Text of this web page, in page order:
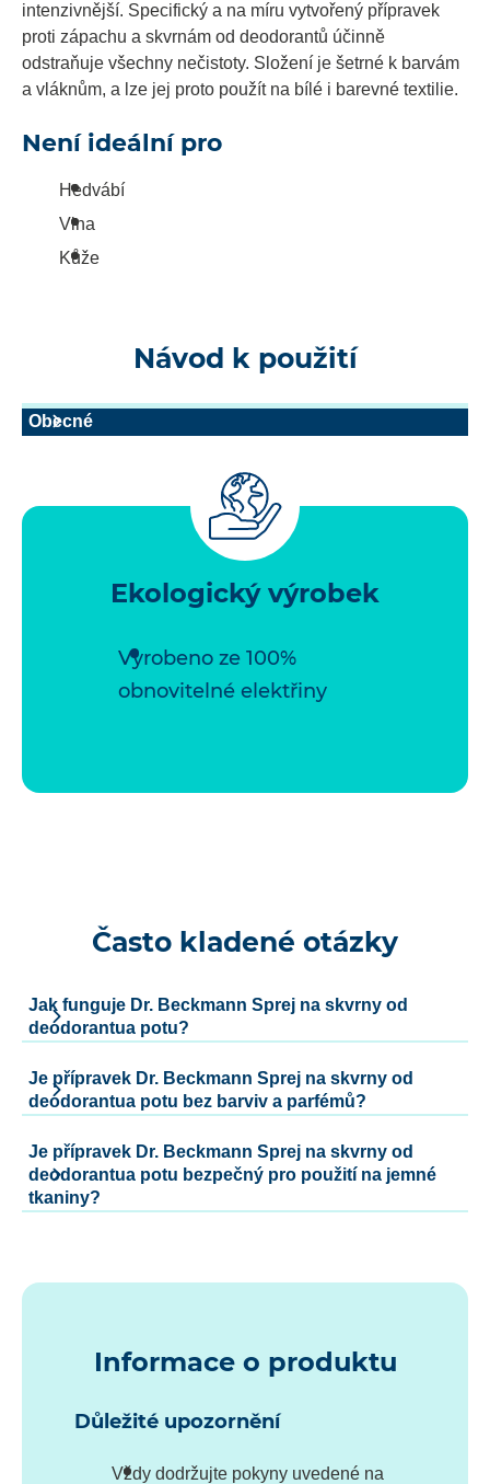
intenzivnější. Specifický a na míru vytvořený přípravek
proti zápachu a skvrnám od deodorantů účinně
odstraňuje všechny nečistoty. Složení je šetrné k barvám
a vláknům, a lze jej proto použít na bílé i barevné textilie.
Není ideální pro
Hedvábí
Vlna
Kůže
Návod k použití
Obecné
Ekologický výrobek
Vyrobeno ze 100%
obnovitelné elektřiny
Často kladené otázky
Jak funguje Dr. Beckmann Sprej na skvrny od
deodorantua potu?
Je přípravek Dr. Beckmann Sprej na skvrny od
deodorantua potu bez barviv a parfémů?
Je přípravek Dr. Beckmann Sprej na skvrny od
deodorantua potu bezpečný pro použití na jemné
tkaniny?
Informace o produktu
Důležité upozornění
Vždy dodržujte pokyny uvedené na